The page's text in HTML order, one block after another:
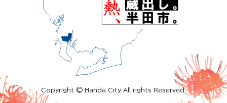
Copyright © Handa City All rights Reserved.